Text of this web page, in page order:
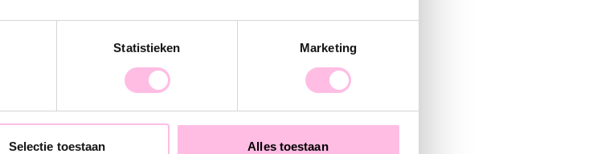
Statistieken Marketing
Selectie toestaan Alles toestaan